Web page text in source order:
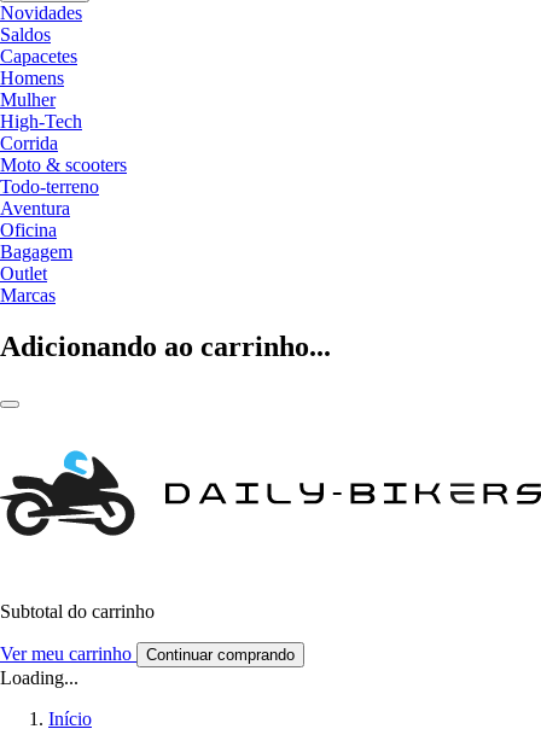
Novidades
Saldos
Capacetes
Homens
Mulher
High-Tech
Corrida
Moto & scooters
Todo-terreno
Aventura
Oficina
Bagagem
Outlet
Marcas
Adicionando ao carrinho...
Subtotal do carrinho
Ver meu carrinho Continuar comprando
Loading...
Início